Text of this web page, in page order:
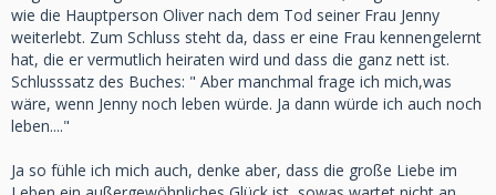
wie die Hauptperson Oliver nach dem Tod seiner Frau Jenny
weiterlebt. Zum Schluss steht da, dass er eine Frau kennengelernt
hat, die er vermutlich heiraten wird und dass die ganz nett ist.
Schlusssatz des Buches: " Aber manchmal frage ich mich,was
wäre, wenn Jenny noch leben würde. Ja dann würde ich auch noch
leben...."
Ja so fühle ich mich auch, denke aber, dass die große Liebe im